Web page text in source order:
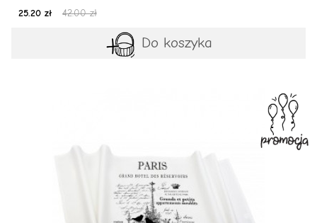
25.20 zł 42.00 zł
Do koszyka